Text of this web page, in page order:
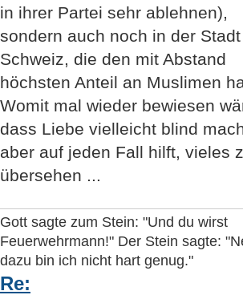
in ihrer Partei sehr ablehnen),
sondern auch noch in der
Schweiz, die den mit Abstand
höchsten Anteil an Muslimen
Womit mal wieder bewiesen
dass Liebe vielleicht blind
aber auf jeden Fall hilft, vieles
übersehen ...
Gott sagte zum Stein: "Und du wirst
Feuerwehrmann!" Der Stein sagte:
dazu bin ich nicht hart genug."
Re: